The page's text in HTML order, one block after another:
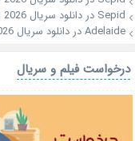
Sepid دردانلود سریال My Bias, My Boss 2026
Adelaideدردانلود سریال My Bias, My Boss 2026
درخواست فیلم و سریال